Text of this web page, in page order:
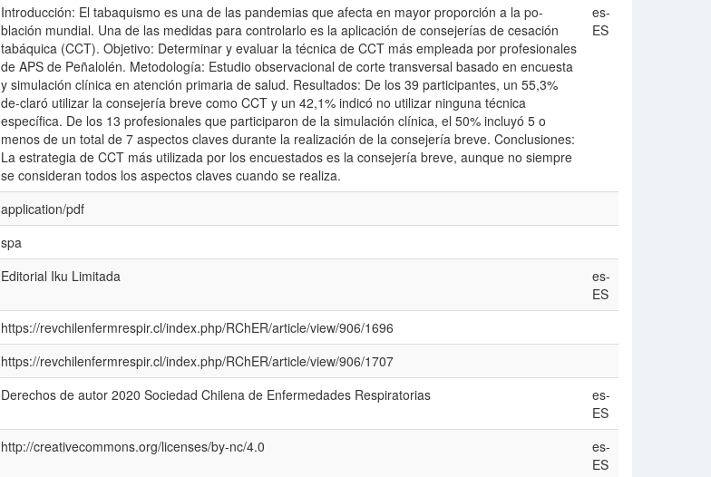
Introducción: El tabaquismo es una de las pandemias que afecta en mayor proporción a la po-
blación mundial. Una de las medidas para controlarlo es la aplicación de consejerías de cesación
tabáquica (CCT). Objetivo: Determinar y evaluar la técnica de CCT más empleada por profesionales
de APS de Peñalolén. Metodología: Estudio observacional de corte transversal basado en encuesta
y simulación clínica en atención primaria de salud. Resultados: De los 39 participantes, un 55,3%
de-claró utilizar la consejería breve como CCT y un 42,1% indicó no utilizar ninguna técnica
específica. De los 13 profesionales que participaron de la simulación clínica, el 50% incluyó 5 o
menos de un total de 7 aspectos claves durante la realización de la consejería breve. Conclusiones:
La estrategia de CCT más utilizada por los encuestados es la consejería breve, aunque no siempre
se consideran todos los aspectos claves cuando se realiza.
es-
ES
application/pdf
spa
Editorial Iku Limitada
es-
ES
https://revchilenfermrespir.cl/index.php/RChER/article/view/906/1696
https://revchilenfermrespir.cl/index.php/RChER/article/view/906/1707
Derechos de autor 2020 Sociedad Chilena de Enfermedades Respiratorias
es-
ES
http://creativecommons.org/licenses/by-nc/4.0
es-
ES